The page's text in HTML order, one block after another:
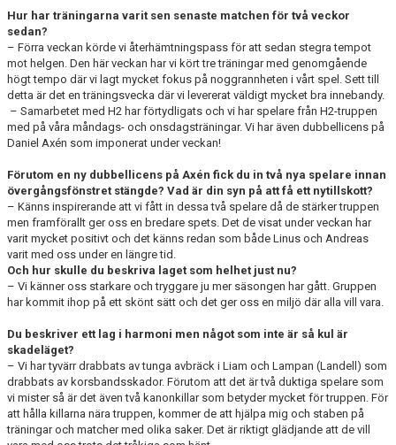
Hur har träningarna varit sen senaste matchen för två veckor
sedan?
– Förra veckan körde vi återhämtningspass för att sedan stegra tempot
mot helgen. Den här veckan har vi kört tre träningar med genomgående
högt tempo där vi lagt mycket fokus på noggrannheten i vårt spel. Sett till
detta är det en träningsvecka där vi levererat väldigt mycket bra innebandy.
– Samarbetet med H2 har förtydligats och vi har spelare från H2-truppen
med på våra måndags- och onsdagsträningar. Vi har även dubbellicens på
Daniel Axén som imponerat under veckan!
Förutom en ny dubbellicens på Axén fick du in två nya spelare innan
övergångsfönstret stängde? Vad är din syn på att få ett nytillskott?
– Känns inspirerande att vi fått in dessa två spelare då de stärker truppen
men framförallt ger oss en bredare spets. Det de visat under veckan har
varit mycket positivt och det känns redan som både Linus och Andreas
varit med oss under en längre tid.
Och hur skulle du beskriva laget som helhet just nu?
– Vi känner oss starkare och tryggare ju mer säsongen har gått. Gruppen
har kommit ihop på ett skönt sätt och det ger oss en miljö där alla vill vara.
Du beskriver ett lag i harmoni men något som inte är så kul är
skadeläget?
– Vi har tyvärr drabbats av tunga avbräck i Liam och Lampan (Landell) som
drabbats av korsbandsskador. Förutom att det är två duktiga spelare som
vi mister så är det även två kanonkillar som betyder mycket för truppen. För
att hålla killarna nära truppen, kommer de att hjälpa mig och staben på
träningar och matcher med olika saker. Det är riktigt glädjande att de vill